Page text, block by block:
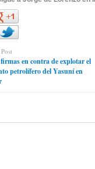
firmas en contra de explotar el
petrolífero del Yasuní en